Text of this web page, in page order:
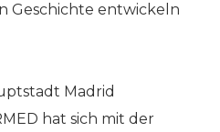
Geschichte entwickeln
Madrid
hat sich mit der